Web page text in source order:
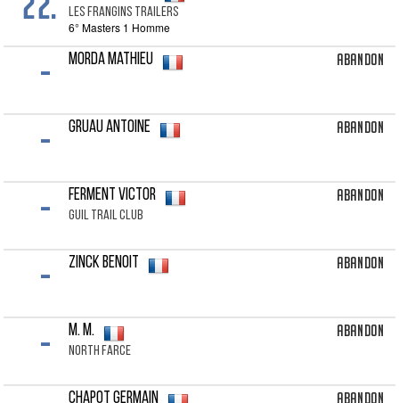
LES FRANGINS TRAILERS
6° Masters 1 Homme
- MORDA Mathieu Abandon
- GRUAU Antoine Abandon
- FERMENT Victor
GUIL TRAIL CLUB
Abandon
- ZINCK Benoit Abandon
- M. M.
NORTH FARCE
Abandon
CHAPOT Germain Abandon